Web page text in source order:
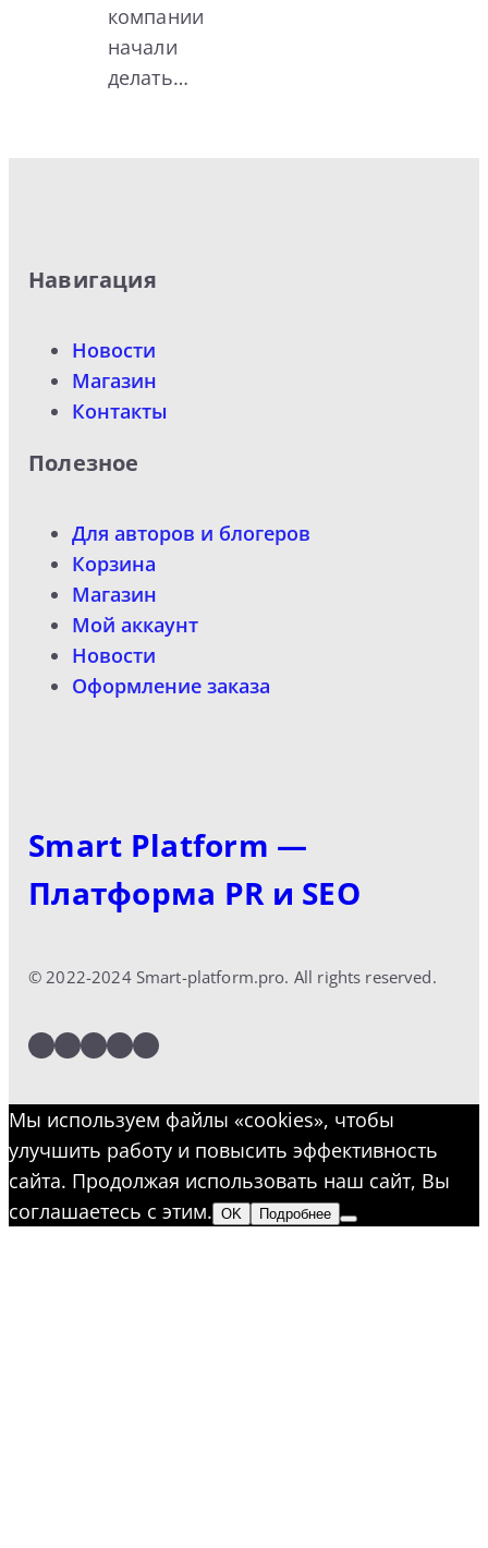
компании
начали
делать…
Навигация
Новости
Магазин
Контакты
Полезное
Для авторов и блогеров
Корзина
Магазин
Мой аккаунт
Новости
Оформление заказа
Smart Platform —
Платформа PR и SEO
© 2022-2024 Smart-platform.pro. All rights reserved.
LinkedIn
Facebook
Twitter
Instagram
YouTube
Мы используем файлы «cookies», чтобы
улучшить работу и повысить эффективность
сайта. Продолжая использовать наш сайт, Вы
соглашаетесь с этим. OK Подробнее